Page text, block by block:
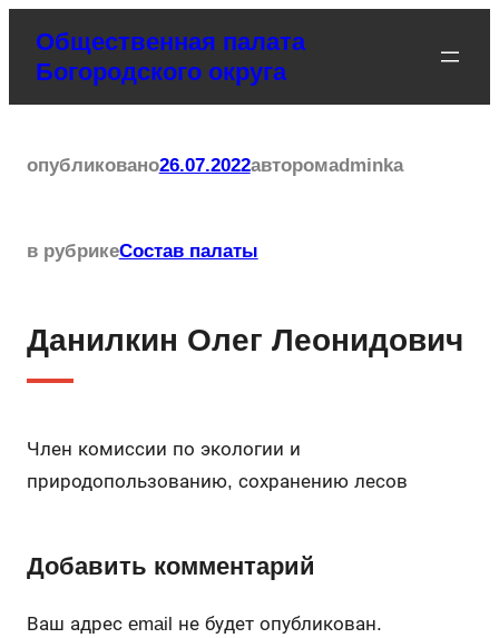
содержимому
Общественная палата
Богородского округа
опубликовано26.07.2022авторомadminka
в рубрикеСостав палаты
Данилкин Олег Леонидович
Член комиссии по экологии и
природопользованию, сохранению лесов
Добавить комментарий
Ваш адрес email не будет опубликован.